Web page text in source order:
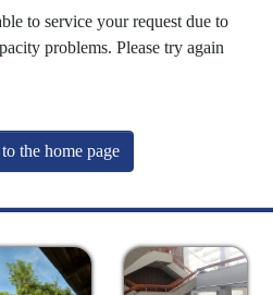
to service your request due to
problems. Please try again
the home page